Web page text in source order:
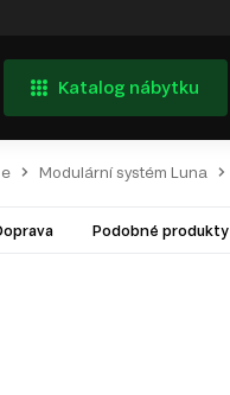
Katalog nábytku
Modulární systém Luna
Podobné produkty